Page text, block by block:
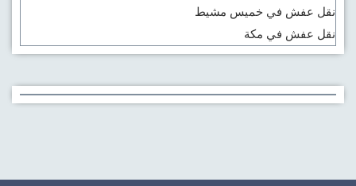
نقل عفش في خميس مشيط
نقل عفش في مكة
sakarya